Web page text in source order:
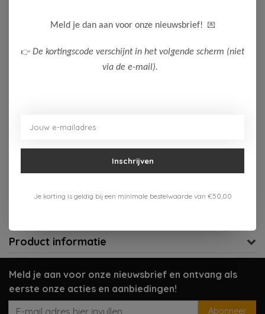
104 116 128 152 164
176
Aan verlanglijst toevoegen
Verzenden 1-3 werkdagen
Product informatie
Meld je aan voor onze nieuwsbrief en ontvang als
eerste onze acties en aanbiedingen!
Abonneer
Meld je dan aan voor onze nieuwsbrief! 💌
👉 De kortingscode verschijnt in het volgende scherm (niet
via de e-mail).
Inschrijven
Je korting is geldig bij een minimale bestelwaarde van €50,00